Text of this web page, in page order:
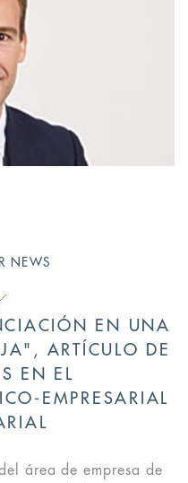
NEWS
EN UNA
ARTÍCULO DE
EN EL
EMPRESARIAL
área de empresa de